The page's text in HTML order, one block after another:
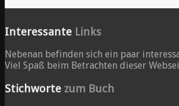
Interessante Links
Nebenan befinden sich ein paar
Viel Spaß beim Betrachten dieser
Stichworte zum Buch